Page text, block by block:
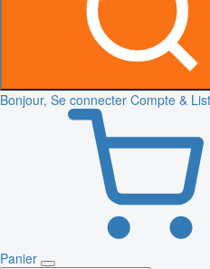
Bonjour, Se connecter Compte &
Panier